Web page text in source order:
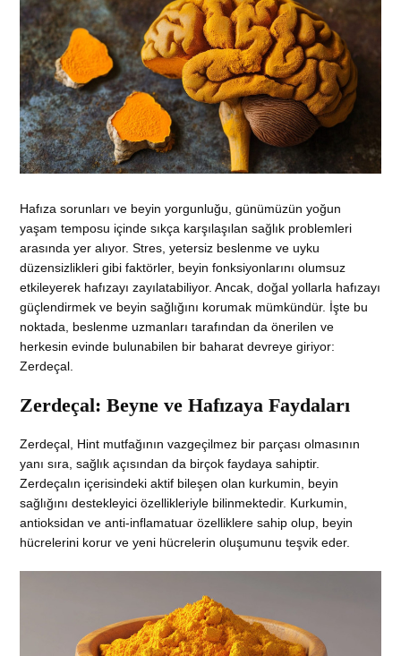
Hafıza sorunları ve beyin yorgunluğu, günümüzün yoğun
yaşam temposu içinde sıkça karşılaşılan sağlık problemleri
arasında yer alıyor. Stres, yetersiz beslenme ve uyku
düzensizlikleri gibi faktörler, beyin fonksiyonlarını olumsuz
etkileyerek hafızayı zayılatabiliyor. Ancak, doğal yollarla hafızayı
güçlendirmek ve beyin sağlığını korumak mümkündür. İşte bu
noktada, beslenme uzmanları tarafından da önerilen ve
herkesin evinde bulunabilen bir baharat devreye giriyor:
Zerdeçal.
Zerdeçal: Beyne ve Hafızaya Faydaları
Zerdeçal, Hint mutfağının vazgeçilmez bir parçası olmasının
yanı sıra, sağlık açısından da birçok faydaya sahiptir.
Zerdeçalın içerisindeki aktif bileşen olan kurkumin, beyin
sağlığını destekleyici özellikleriyle bilinmektedir. Kurkumin,
antioksidan ve anti-inflamatuar özelliklere sahip olup, beyin
hücrelerini korur ve yeni hücrelerin oluşumunu teşvik eder.